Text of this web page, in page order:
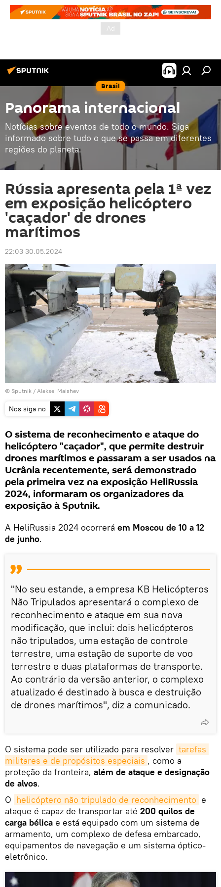
Brasil
Panorama internacional
Notícias sobre eventos de todo o mundo. Siga
informado sobre tudo o que se passa em diferentes
regiões do planeta.
Rússia apresenta pela 1ª vez
em exposição helicóptero
'caçador' de drones
marítimos
22:03 30.05.2024
© Sputnik / Aleksei Maishev
Nos siga no
O sistema de reconhecimento e ataque do
helicóptero "caçador", que permite destruir
drones marítimos e passaram a ser usados na
Ucrânia recentemente, será demonstrado
pela primeira vez na exposição HeliRussia
2024, informaram os organizadores da
exposição à Sputnik.
A HeliRussia 2024 ocorrerá em Moscou de 10 a 12
de junho.
"No seu estande, a empresa KB Helicópteros
Não Tripulados apresentará o complexo de
reconhecimento e ataque em sua nova
modificação, que inclui: dois helicópteros
não tripulados, uma estação de controle
terrestre, uma estação de suporte de voo
terrestre e duas plataformas de transporte.
Ao contrário da versão anterior, o complexo
atualizado é destinado à busca e destruição
de drones marítimos", diz a comunicado.
O sistema pode ser utilizado para resolver tarefas
militares e de propósitos especiais , como a
proteção da fronteira, além de ataque e designação
de alvos.
O helicóptero não tripulado de reconhecimento e
ataque é capaz de transportar até 200 quilos de
carga bélica e está equipado com um sistema de
armamento, um complexo de defesa embarcado,
equipamentos de navegação e um sistema óptico-
eletrônico.